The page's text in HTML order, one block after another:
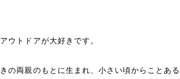
ウトドアが大好きです。
の両親のもとに生まれ、小さい頃からことあ